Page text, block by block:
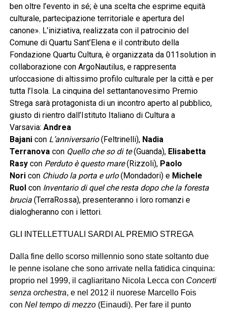
ben oltre l’evento in sé; è una scelta che esprime equità
culturale, partecipazione territoriale e apertura del
canone». L’iniziativa, realizzata con il patrocinio del
Comune di Quartu Sant’Elena e il contributo della
Fondazione Quartu Cultura, è organizzata da 011solution in
collaborazione con ArgoNautilus, e rappresenta
un’occasione di altissimo profilo culturale per la città e per
tutta l’Isola. La cinquina del settantanovesimo Premio
Strega sarà protagonista di un incontro aperto al pubblico,
giusto di rientro dall’Istituto Italiano di Cultura a
Varsavia: Andrea
Bajanicon L’anniversario(Feltrinelli), Nadia
Terranovacon Quello che so di te(Guanda), Elisabetta
Rasycon Perduto è questo mare(Rizzoli), Paolo
Noricon Chiudo la porta e urlo(Mondadori) e Michele
Ruol con Inventario di quel che resta dopo che la foresta
brucia(TerraRossa), presenteranno i loro romanzi e
dialogheranno con i lettori.
GLI INTELLETTUALI SARDI AL PREMIO STREGA
Dalla fine dello scorso millennio sono state soltanto due
le penne isolane che sono arrivate nella fatidica cinquina:
proprio nel 1999, il cagliaritano Nicola Lecca con Concerti
senza orchestra, e nel 2012 il nuorese Marcello Fois
con Nel tempo di mezzo(Einaudi). Per fare il punto